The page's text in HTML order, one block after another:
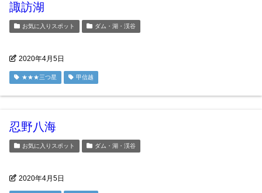
諏訪湖
お気に入りスポット ダム・湖・渓谷
2020年4月5日
★★★三つ星 甲信越
忍野八海
お気に入りスポット ダム・湖・渓谷
2020年4月5日